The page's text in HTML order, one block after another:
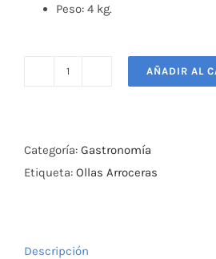
Peso: 4 kg.
LTS
ITA
AÑADIR AL
Categoría: Gastronomía
Etiqueta: Ollas Arroceras
Descripción